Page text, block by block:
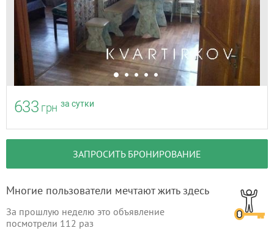
633 грн за сутки
ЗАПРОСИТЬ БРОНИРОВАНИЕ
Многие пользователи мечтают жить здесь
За прошлую неделю это объявление
посмотрели 112 раз